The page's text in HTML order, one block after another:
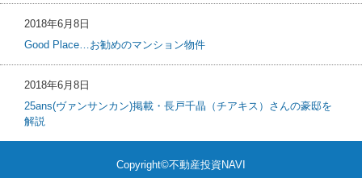
2018年6月8日
Good Place…お勧めのマンション物件
2018年6月8日
25ans(ヴァンサンカン)掲載・長戸千晶（チアキス）さんの豪邸を
解説
Copyright©不動産投資NAVI